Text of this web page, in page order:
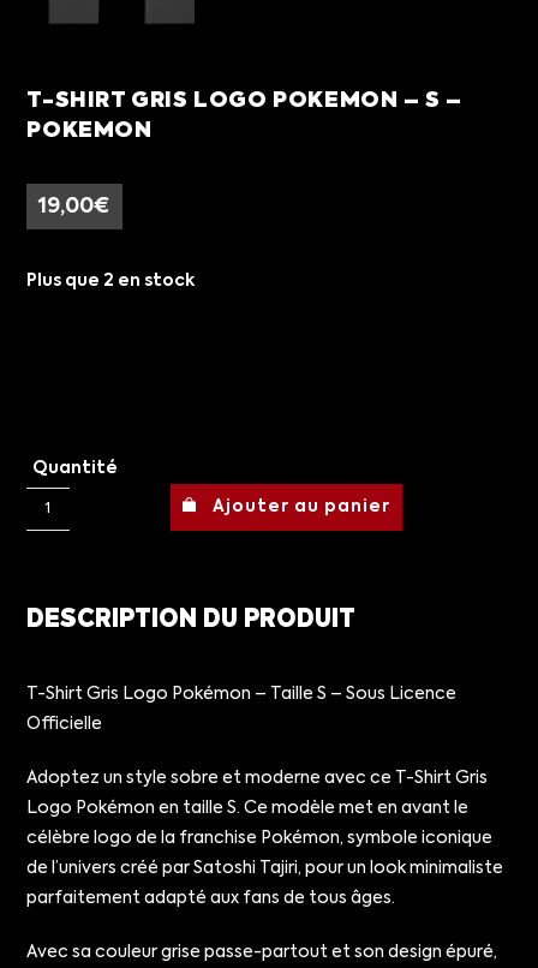
T-SHIRT GRIS LOGO POKEMON – S –
POKEMON
19,00€
Plus que 2 en stock
Quantité
Ajouter au panier
DESCRIPTION DU PRODUIT
T-Shirt Gris Logo Pokémon – Taille S – Sous Licence
Officielle
Adoptez un style sobre et moderne avec ce T-Shirt Gris
Logo Pokémon en taille S. Ce modèle met en avant le
célèbre logo de la franchise Pokémon, symbole iconique
de l’univers créé par Satoshi Tajiri, pour un look minimaliste
parfaitement adapté aux fans de tous âges.
Avec sa couleur grise passe-partout et son design épuré,